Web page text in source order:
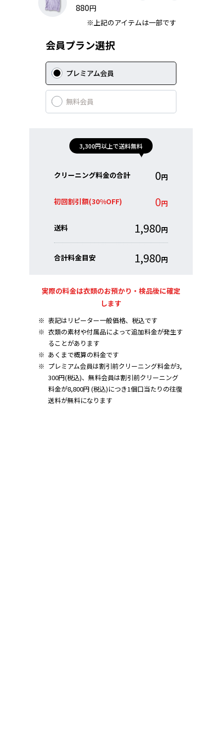
880円
※上記のアイテムは一部です
会員プラン選択
プレミアム会員
無料会員
3,300円以上で送料無料
クリーニング料金の合計 0円
初回割引額(30%OFF) 0円
送料 1,980円
合計料金目安 1,980円
実際の料金は衣類のお預かり・検品後に確定
します
※ 表記はリピーター一般価格、税込です
※ 衣類の素材や付属品によって追加料金が発生す
ることがあります
※ あくまで概算の料金です
※ プレミアム会員は割引前クリーニング料金が3,
300円(税込)、無料会員は割引前クリーニング
料金が8,800円 (税込)につき1個口当たりの往復
送料が無料になります